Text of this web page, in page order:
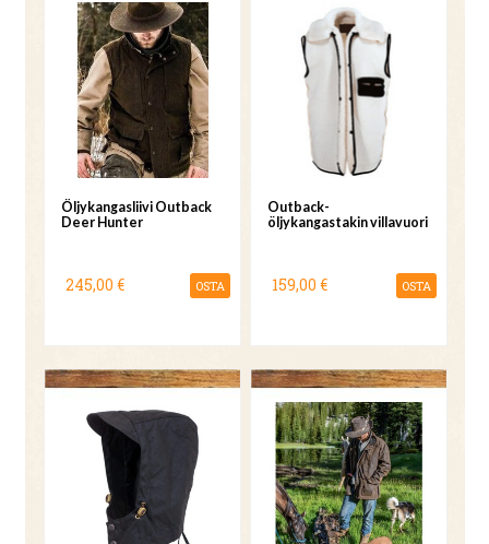
Öljykangasliivi Outback
Deer Hunter
245,00 € OSTA
Outback-
öljykangastakin villavuori
159,00 € OSTA